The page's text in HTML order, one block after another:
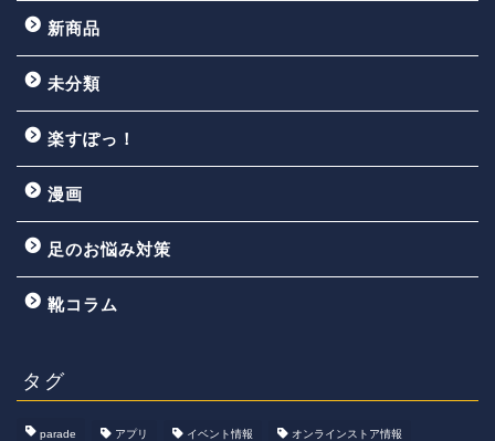
新商品
未分類
楽すぽっ！
漫画
足のお悩み対策
靴コラム
タグ
parade アプリ イベント情報 オンラインストア情報